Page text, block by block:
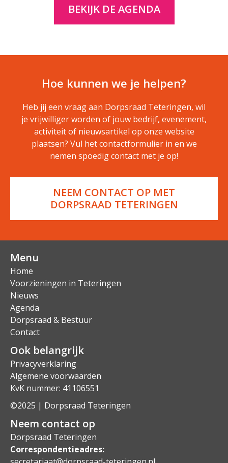
BEKIJK DE AGENDA
Hoe kunnen we je helpen?
Heb jij een vraag aan Dorpsraad Teteringen, wil
je vrijwilliger worden of jouw bedrijf, evenement,
activiteit of nieuwsartikel op onze website
plaatsen? Vul het contactformulier in en we
nemen spoedig contact met je op!
NEEM CONTACT OP MET
DORPSRAAD TETERINGEN
Menu
Home
Voorzieningen in Teteringen
Nieuws
Agenda
Dorpsraad & Bestuur
Contact
Ook belangrijk
Privacyverklaring
Algemene voorwaarden
KvK nummer: 41106551
©2025 | Dorpsraad Teteringen
Neem contact op
Dorpsraad Teteringen
Correspondentieadres: